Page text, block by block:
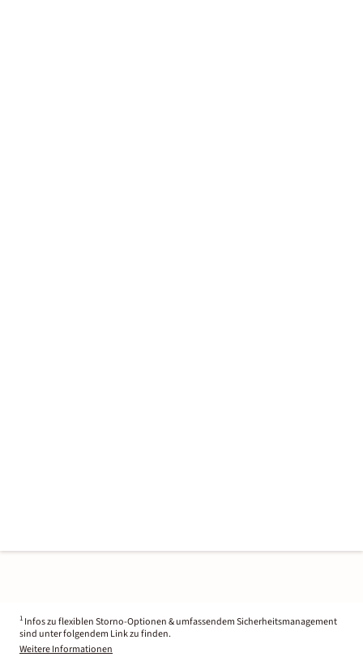
1 Infos zu flexiblen Storno-Optionen & umfassendem Sicherheitsmanagement
sind unter folgendem Link zu finden.
Weitere Informationen